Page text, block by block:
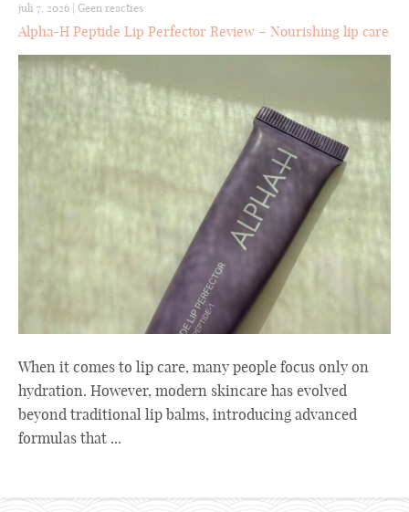
juli 7, 2026 Geen reacties
Alpha-H Peptide Lip Perfector Review – Nourishing lip care
When it comes to lip care, many people focus only on
hydration. However, modern skincare has evolved
beyond traditional lip balms, introducing advanced
formulas that ...